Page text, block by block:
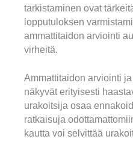
tarkistaminen ovat
lopputuloksen
ammattitaidon arviointi
virheitä.
Ammattitaidon arviointi
näkyvät erityisesti
urakoitsija osaa
ratkaisuja
kautta voi selvittää